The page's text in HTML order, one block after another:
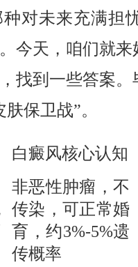
对未来充满担
今天，咱们就
找到一些答案
保卫战”。
白癜风核心认知
非恶性肿瘤，不
传染，可正常婚
育，约3%-5%遗
传概率